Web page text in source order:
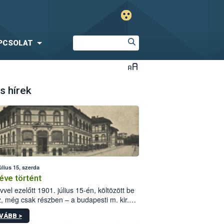
hírek
15, szerda
történt
ezelőtt 1901. július 15-én, költözött be
még csak részben – a budapesti m. kir.
állomás a Kis Rókus utca
alatti, Czigler Győző által tervezett új
>